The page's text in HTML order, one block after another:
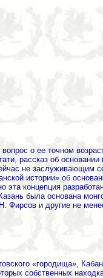
о ее точном
рассказ об основании
не заслуживающим
истории» об
концепция
была основана
и другие не
«городища»,
собственных